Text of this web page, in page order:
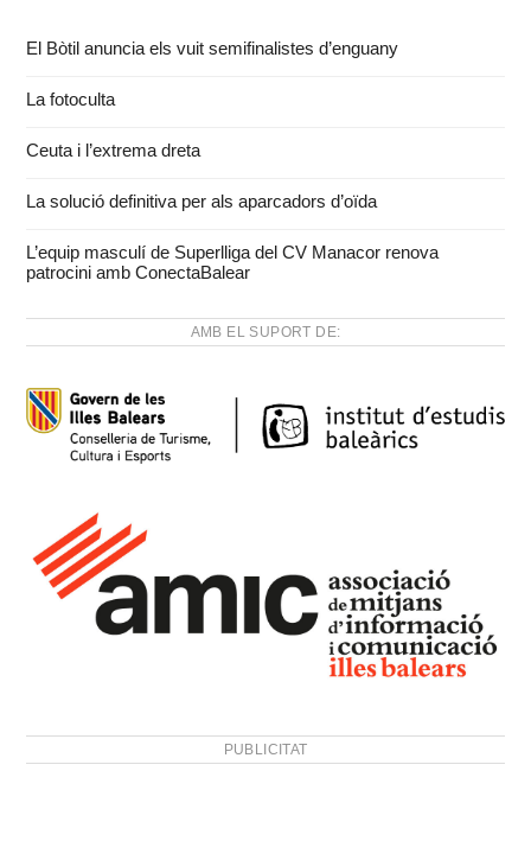
El Bòtil anuncia els vuit semifinalistes d’enguany
La fotoculta
Ceuta i l’extrema dreta
La solució definitiva per als aparcadors d’oïda
L’equip masculí de Superlliga del CV Manacor renova
patrocini amb ConectaBalear
AMB EL SUPORT DE:
PUBLICITAT